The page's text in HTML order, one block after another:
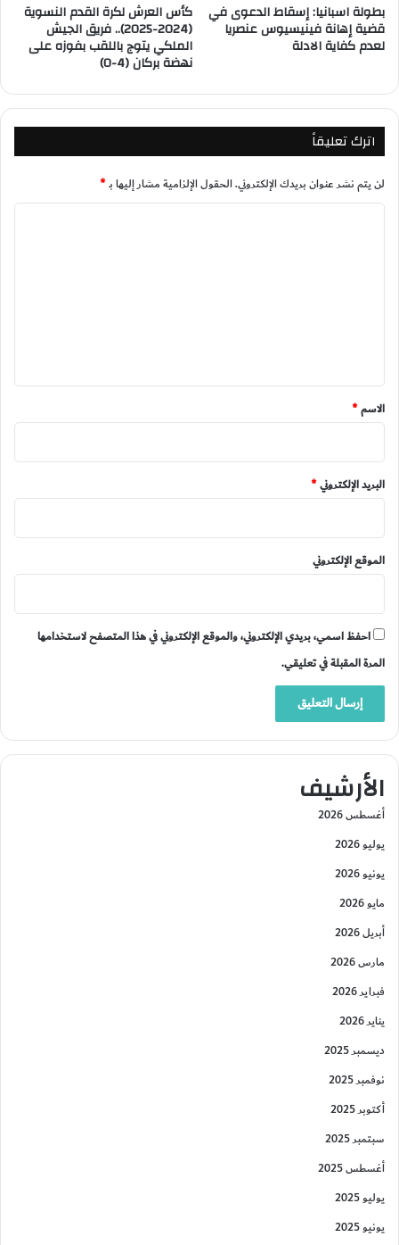
بطولة اسبانيا: إسقاط الدعوى في
قضية إهانة فينيسيوس عنصريا
لعدم كفاية الادلة
كأس العرش لكرة القدم النسوية
(2024-2025).. فريق الجيش
الملكي يتوج باللقب بفوزه على
نهضة بركان (4-0)
اترك تعليقاً
لن يتم نشر عنوان بريدك الإلكتروني.الحقول الإلزامية مشار إليها بـ*
*
الاسم*
البريد الإلكتروني*
الموقع الإلكتروني
احفظ اسمي، بريدي الإلكتروني، والموقع الإلكتروني في هذا المتصفح لاستخدامها
المرة المقبلة في تعليقي.
الأرشيف
أغسطس 2026
يوليو 2026
يونيو 2026
مايو 2026
أبريل 2026
مارس 2026
فبراير 2026
يناير 2026
ديسمبر 2025
نوفمبر 2025
أكتوبر 2025
سبتمبر 2025
أغسطس 2025
يوليو 2025
يونيو 2025